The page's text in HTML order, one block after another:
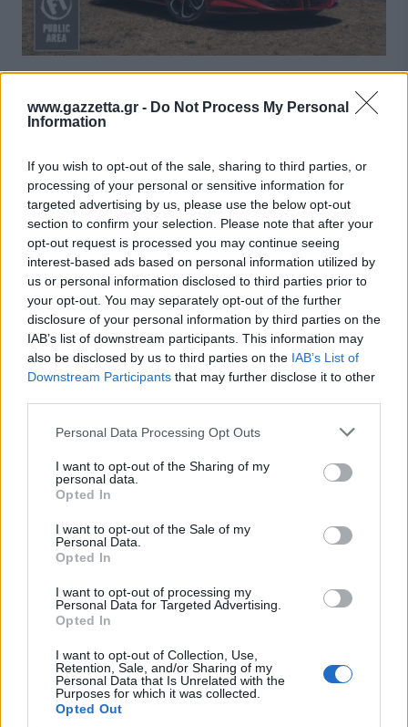
www.gazzetta.gr - Do Not Process My Personal
Information
If you wish to opt-out of the sale, sharing to third parties, or
processing of your personal or sensitive information for
targeted advertising by us, please use the below opt-out
section to confirm your selection. Please note that after your
opt-out request is processed you may continue seeing
interest-based ads based on personal information utilized by
us or personal information disclosed to third parties prior to
your opt-out. You may separately opt-out of the further
disclosure of your personal information by third parties on the
IAB’s list of downstream participants. This information may
also be disclosed by us to third parties on the IAB’s List of
Downstream Participants that may further disclose it to other
Please note that this website/app uses one or more Google
not limited to your visit or usage behaviour. You may click to
grant or deny consent to Google and its third-party tags to
use your data for below specified purposes in below Google
consent section.
Personal Data Processing Opt Outs
I want to opt-out of the Sharing of my
personal data.
Opted In
I want to opt-out of the Sale of my
Personal Data.
Opted In
I want to opt-out of processing my
Personal Data for Targeted Advertising.
Opted In
I want to opt-out of Collection, Use,
Retention, Sale, and/or Sharing of my
Personal Data that Is Unrelated with the
Purposes for which it was collected.
Opted Out
Η MG Motor Επίσημος Χορηγός του Athens
Flying Week 2026 – Διαγωνισμός για διπλά
Ο Κριστιάνο Ρονάλντο έχει ένα από τα πιο
εξωφρενικά γκαράζ στον πλανήτη - και μας το
δείχνει